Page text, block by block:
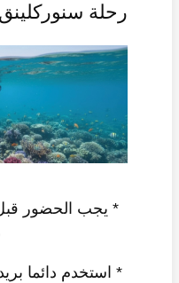
رحلة
* استخدم دائما